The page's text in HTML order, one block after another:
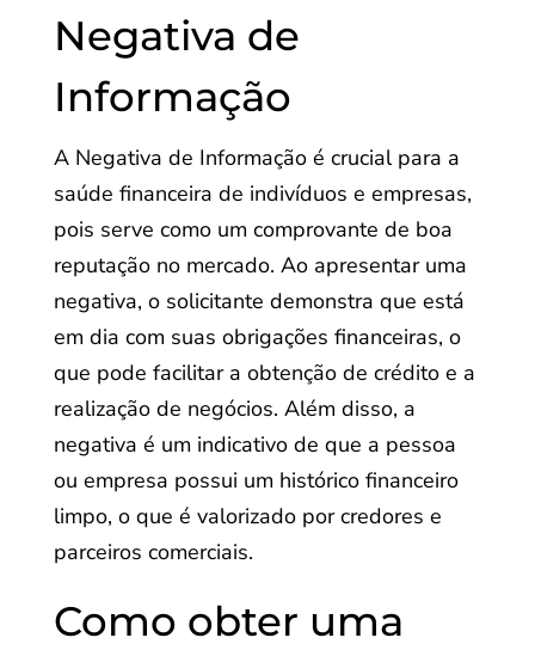
Negativa de
Informação
A Negativa de Informação é crucial para a
saúde financeira de indivíduos e empresas,
pois serve como um comprovante de boa
reputação no mercado. Ao apresentar uma
negativa, o solicitante demonstra que está
em dia com suas obrigações financeiras, o
que pode facilitar a obtenção de crédito e a
realização de negócios. Além disso, a
negativa é um indicativo de que a pessoa
ou empresa possui um histórico financeiro
limpo, o que é valorizado por credores e
parceiros comerciais.
Como obter uma